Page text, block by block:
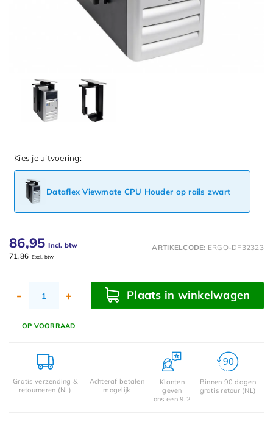
Kies je uitvoering:
Dataflex Viewmate CPU Houder op rails zwart
86,95 Incl. btw
71,86 Excl. btw
ARTIKELCODE: ERGO-DF32323
- + Plaats in winkelwagen
OP VOORRAAD
Gratis verzending &
retourneren (NL)
Achteraf betalen
mogelijk
Klanten
geven
ons een 9.2
Binnen 90 dagen
gratis retour (NL)